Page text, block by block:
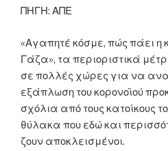
ΠΗΓΗ: ΑΠΕ
«Αγαπητέ κόσμε, πώς πάει
Γάζα», τα περιοριστικά
σε πολλές χώρες για να
εξάπλωση του κορονοϊού
σχόλια από τους κατοίκους
θύλακα που εδώ και
ζουν αποκλεισμένοι.